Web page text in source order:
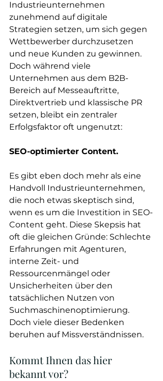
Industrieunternehmen
zunehmend auf digitale
Strategien setzen, um sich gegen
Wettbewerber durchzusetzen
und neue Kunden zu gewinnen.
Doch während viele
Unternehmen aus dem B2B-
Bereich auf Messeauftritte,
Direktvertrieb und klassische PR
setzen, bleibt ein zentraler
Erfolgsfaktor oft ungenutzt:
SEO-optimierter Content.
Es gibt eben doch mehr als eine
Handvoll Industrieunternehmen,
die noch etwas skeptisch sind,
wenn es um die Investition in SEO-
Content geht. Diese Skepsis hat
oft die gleichen Gründe: Schlechte
Erfahrungen mit Agenturen,
interne Zeit- und
Ressourcenmängel oder
Unsicherheiten über den
tatsächlichen Nutzen von
Suchmaschinenoptimierung.
Doch viele dieser Bedenken
beruhen auf Missverständnissen.
Kommt Ihnen das hier
bekannt vor?